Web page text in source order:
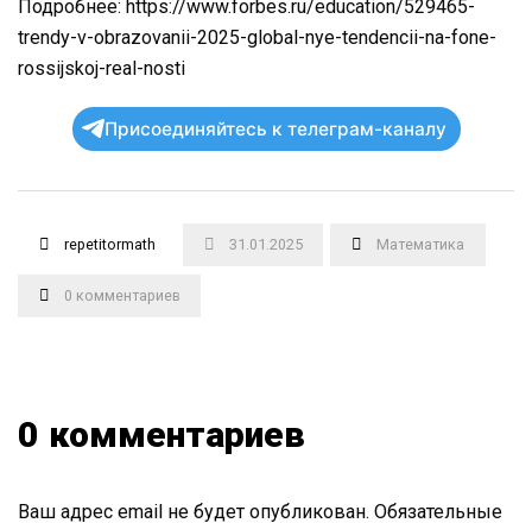
Подробнее: https://www.forbes.ru/education/529465-
trendy-v-obrazovanii-2025-global-nye-tendencii-na-fone-
rossijskoj-real-nosti
Присоединяйтесь к телеграм-каналу
repetitormath 31.01.2025 Математика
0 комментариев
0 комментариев
Ваш адрес email не будет опубликован. Обязательные